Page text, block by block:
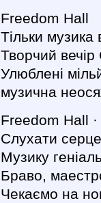
Freedom Hall
Тільки музика
Творчий
Улюблені
музична
Freedom Hall
Слухати
Музику
Браво,
Чекаємо на